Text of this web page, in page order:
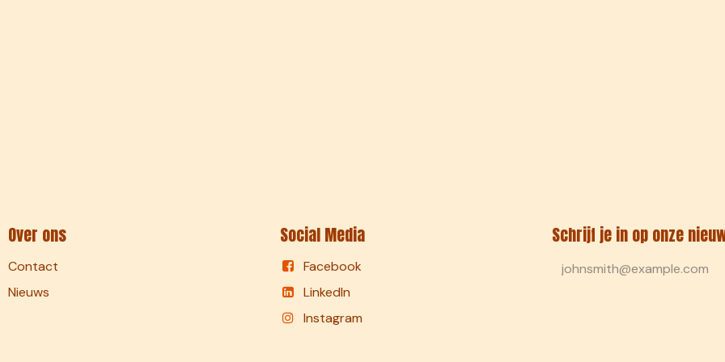
Over ons
Contact
Nieuws
Social Media
Facebook
LinkedIn
Instagram
Schrijf je in op onze